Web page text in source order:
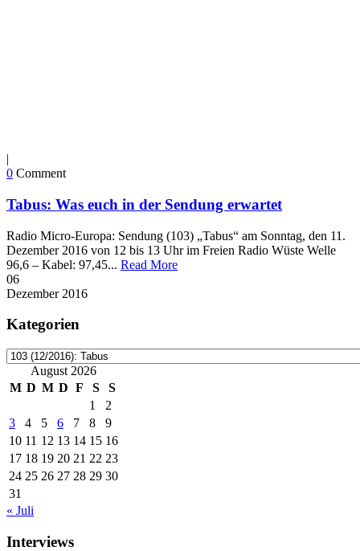
|
0 Comment
Tabus: Was euch in der Sendung erwartet
Radio Micro-Europa: Sendung (103) „Tabus“ am Sonntag, den 11.
Dezember 2016 von 12 bis 13 Uhr im Freien Radio Wüste Welle
96,6 – Kabel: 97,45... Read More
06
Dezember 2016
Kategorien
Kategorien
August 2026
M D M D F S
S
1
2
3
4 5 6 7 8
9
10 11 12 13 14 15 16
17 18 19 20 21 22 23
24 25 26 27 28 29 30
31
« Juli
Interviews